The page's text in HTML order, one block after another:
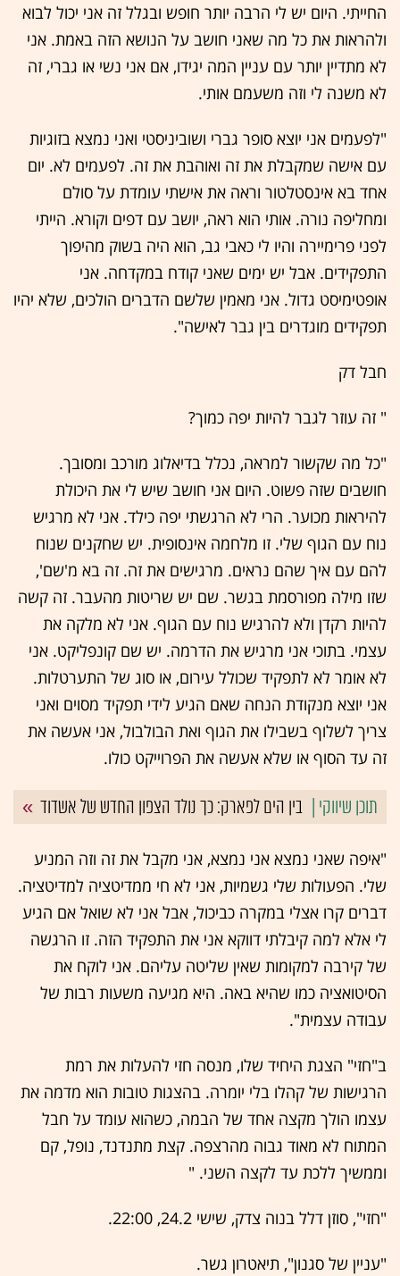
החייתי. היום יש לי הרבה יותר חופש ובגלל זה אני יכול לבוא
ולהראות את כל מה שאני חושב על הנושא הזה באמת. אני
לא מתדיין יותר עם עניין המה יגידו, אם אני נשי או גברי, זה
לא משנה לי וזה משעמם אותי.
"לפעמים אני יוצא סופר גברי ושוביניסטי ואני נמצא בזוגיות
עם אישה שמקבלת את זה ואוהבת את זה. לפעמים לא. יום
אחד בא אינסטלטור וראה את אישתי עומדת על סולם
ומחליפה נורה. אותי הוא ראה, יושב עם דפים וקורא. הייתי
לפני פרימיירה והיו לי כאבי גב, הוא היה בשוק מהיפוך
התפקידים. אבל יש ימים שאני קודח במקדחה. אני
אופטימיסט גדול. אני מאמין שלשם הדברים הולכים, שלא יהיו
תפקידים מוגדרים בין גבר לאישה".
חבל דק
" זה עוזר לגבר להיות יפה כמוך?
"כל מה שקשור למראה, נכלל בדיאלוג מורכב ומסובך.
חושבים שזה פשוט. היום אני חושב שיש לי את היכולת
להיראות מכוער. הרי לא הרגשתי יפה כילד. אני לא מרגיש
נוח עם הגוף שלי. זו מלחמה אינסופית. יש שחקנים שנוח
להם עם איך שהם נראים. מרגישים את זה. זה בא מ'שם',
שזו מילה מפורסמת בגשר. שם יש שריטות מהעבר. זה קשה
להיות רקדן ולא להרגיש נוח עם הגוף. אני לא מלקה את
עצמי. בתוכי אני מרגיש את הדרמה. יש שם קונפליקט. אני
לא אומר לא לתפקיד שכולל עירום, או סוג של התערטלות.
אני יוצא מנקודת הנחה שאם הגיע לידי תפקיד מסוים ואני
צריך לשלוף בשבילו את הגוף ואת הבולבול, אני אעשה את
זה עד הסוף או שלא אעשה את הפרוייקט כולו.
בין הים לפארק: כך נולד הצפון החדש של אשדוד
"איפה שאני נמצא אני נמצא, אני מקבל את זה וזה המניע
שלי. הפעולות שלי גשמיות, אני לא חי ממדיטציה למדיטציה.
דברים קרו אצלי במקרה כביכול, אבל אני לא שואל אם הגיע
לי אלא למה קיבלתי דווקא אני את התפקיד הזה. זו הרגשה
של קירבה למקומות שאין שליטה עליהם. אני לוקח את
הסיטואציה כמו שהיא באה. היא מגיעה משעות רבות של
עבודה עצמית".
ב"חזי" הצגת היחיד שלו, מנסה חזי להעלות את רמת
הרגישות של קהלו בלי יומרה. בהצגות טובות הוא מדמה את
עצמו הולך מקצה אחד של הבמה, כשהוא עומד על חבל
המתוח לא מאוד גבוה מהרצפה. קצת מתנדנד, נופל, קם
וממשיך ללכת עד לקצה השני. "
"חזי", סוזן דלל בנוה צדק, שישי 24.2, 22:00.
"עניין של סגנון", תיאטרון גשר.